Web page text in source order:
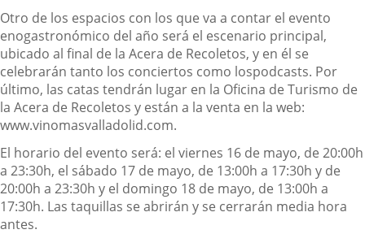
Otro de los espacios con los que va a contar el evento
enogastronómico del año será el escenario principal,
ubicado al final de la Acera de Recoletos, y en él se
celebrarán tanto los conciertos como lospodcasts. Por
último, las catas tendrán lugar en la Oficina de Turismo de
la Acera de Recoletos y están a la venta en la web:
www.vinomasvalladolid.com.
El horario del evento será: el viernes 16 de mayo, de 20:00h
a 23:30h, el sábado 17 de mayo, de 13:00h a 17:30h y de
20:00h a 23:30h y el domingo 18 de mayo, de 13:00h a
17:30h. Las taquillas se abrirán y se cerrarán media hora
antes.